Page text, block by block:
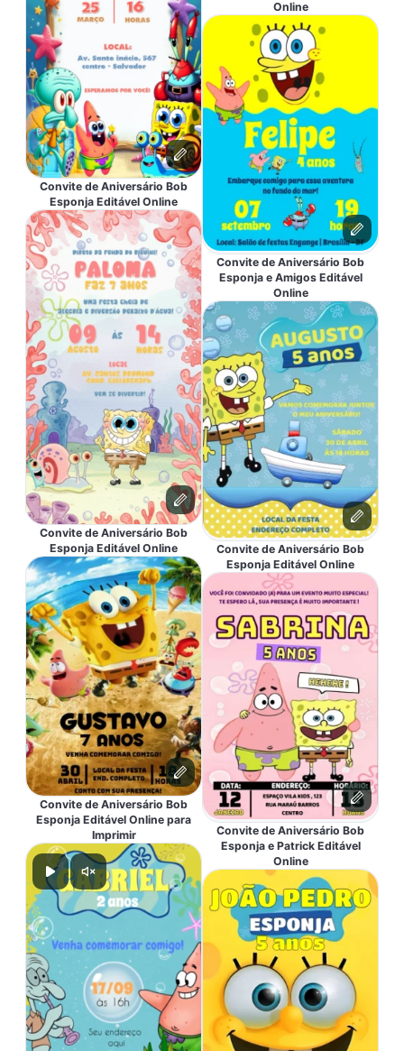
Convite de Aniversário Bob
Esponja Editável Online
Convite de Aniversário Bob
Esponja Editável Online
Convite de Aniversário Bob
Esponja Editável Online para
Imprimir
Online
Convite de Aniversário Bob
Esponja e Amigos Editável
Online
Convite de Aniversário Bob
Esponja Editável Online
Convite de Aniversário Bob
Esponja e Patrick Editável
Online